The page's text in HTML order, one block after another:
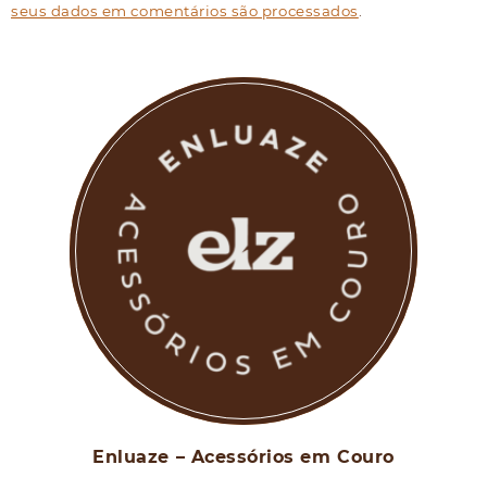
seus dados em comentários são processados
Enluaze – Acessórios em Couro